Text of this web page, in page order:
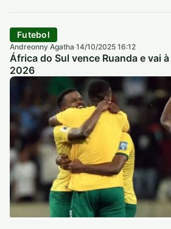
Futebol
Andreonny Agatha·14/10/2025 16:12
África do Sul vence Ruanda e vai
2026